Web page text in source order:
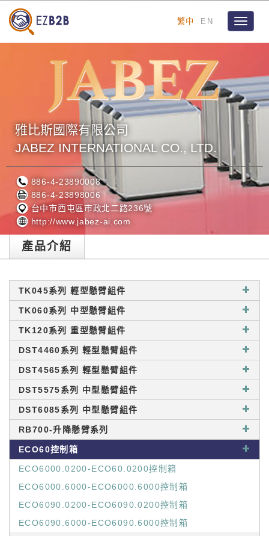
繁中 EN
Toggle
雅比斯國際有限公司
JABEZ INTERNATIONAL CO., LTD.
886-4-23890008
886-4-23898006
台中市西屯區市政北二路236號
http://www.jabez-ai.com
產品介紹
TK045系列 輕型懸臂組件
TK060系列 中型懸臂組件
TK120系列 重型懸臂組件
DST4460系列 輕型懸臂組件
DST4565系列 輕型懸臂組件
DST5575系列 中型懸臂組件
DST6085系列 中型懸臂組件
RB700-升降懸臂系列
ECO60控制箱
ECO6000.0200-ECO60.0200控制箱
ECO6000.6000-ECO6000.6000控制箱
ECO6090.0200-ECO6090.0200控制箱
ECO6090.6000-ECO6090.6000控制箱